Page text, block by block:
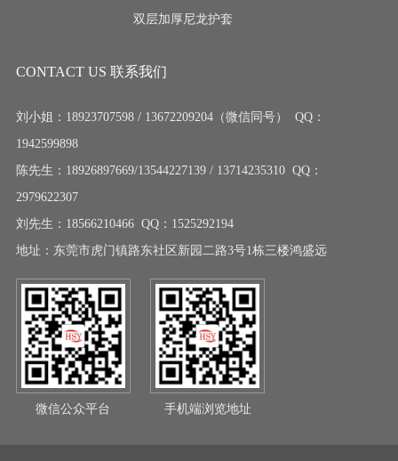
双层加厚尼龙护套
CONTACT US 联系我们
刘小姐：18923707598 / 13672209204（微信同号） QQ：
1942599898
陈先生：18926897669/13544227139 / 13714235310 QQ：
2979622307
刘先生：18566210466 QQ：1525292194
地址：东莞市虎门镇路东社区新园二路3号1栋三楼鸿盛远
微信公众平台 手机端浏览地址